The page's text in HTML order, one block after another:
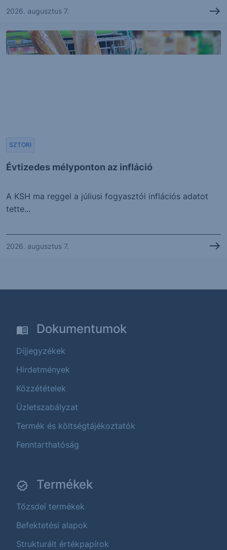
2026. augusztus 7.
Évtizedes mélyponton az infláció
SZTORI
A KSH ma reggel a júliusi fogyasztói inflációs adatot
tette...
2026. augusztus 7.
Dokumentumok
Díjjegyzékek
Hirdetmények
Közzétételek
Üzletszabályzat
Termék és költségtájékoztatók
Fenntarthatóság
Termékek
Tőzsdei termékek
Befektetési alapok
Strukturált értékpapírok